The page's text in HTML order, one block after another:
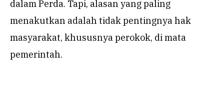
dalam Perda. Tapi, alasan yang paling
menakutkan adalah tidak pentingnya hak
masyarakat, khususnya perokok, di mata
pemerintah.